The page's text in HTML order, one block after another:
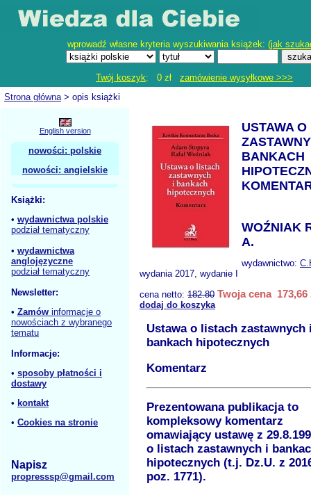
wprowadź własne kryteria wyszukiwania książek: (jak
Twój koszyk: 0 zł zamówienie wysyłkowe >>>
Strona główna> opis książki
English version
nowości: polskie
nowości: angielskie
Książki:
• wydawnictwa polskie
podział tematyczny
• wydawnictwa
anglojęzyczne
podział tematyczny
Newsletter:
• Zamów informacje o
nowościach z wybranego
tematu
Informacje:
• sposoby płatności i
dostawy
• kontakt
• Cookies na stronie
Napisz
propresssp@gmail.com
USTAWA
BANKACH
WOŹNIAK
A.
wydawnictwo:
wydania 2017, wydanie I
cena netto: 182.80 Twoja cena 173,66
dodaj do koszyka
Ustawa o listach zastawnych
bankach hipotecznych
Komentarz
Prezentowana publikacja to
kompleksowy komentarz
omawiający ustawę z
o listach zastawnych i
hipotecznych (t.j. Dz.U. z
poz. 1771).